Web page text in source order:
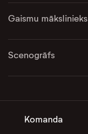
Komanda
Gaismu mākslinieks
Scenogrāfs